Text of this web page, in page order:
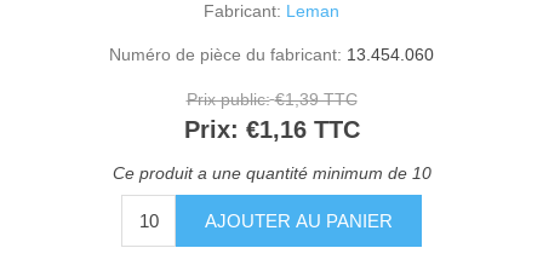
Fabricant: Leman
Numéro de pièce du fabricant: 13.454.060
Prix public: €1,39 TTC
Prix: €1,16 TTC
Ce produit a une quantité minimum de 10